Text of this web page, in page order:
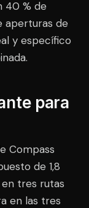
40 % de
aperturas de
y específico
para
Compass
de 1,8
en tres rutas
en las tres